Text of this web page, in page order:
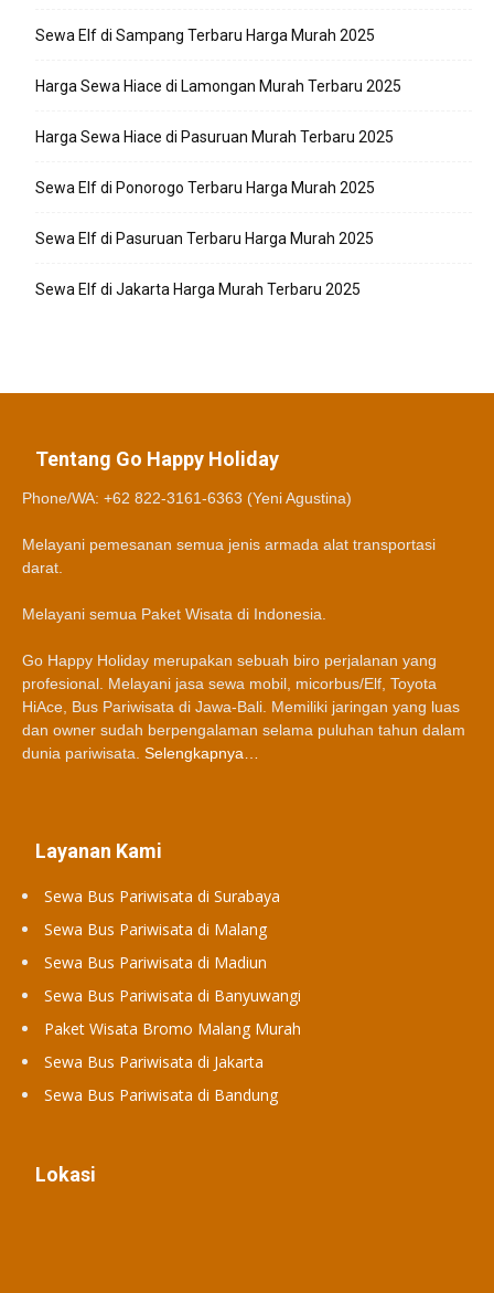
Sewa Elf di Sampang Terbaru Harga Murah 2025
Harga Sewa Hiace di Lamongan Murah Terbaru 2025
Harga Sewa Hiace di Pasuruan Murah Terbaru 2025
Sewa Elf di Ponorogo Terbaru Harga Murah 2025
Sewa Elf di Pasuruan Terbaru Harga Murah 2025
Sewa Elf di Jakarta Harga Murah Terbaru 2025
Tentang Go Happy Holiday
Phone/WA: +62 822-3161-6363 (Yeni Agustina)
Melayani pemesanan semua jenis armada alat transportasi
darat.
Melayani semua Paket Wisata di Indonesia.
Go Happy Holiday merupakan sebuah biro perjalanan yang
profesional. Melayani jasa sewa mobil, micorbus/Elf, Toyota
HiAce, Bus Pariwisata di Jawa-Bali. Memiliki jaringan yang luas
dan owner sudah berpengalaman selama puluhan tahun dalam
dunia pariwisata. Selengkapnya…
Layanan Kami
Sewa Bus Pariwisata di Surabaya
Sewa Bus Pariwisata di Malang
Sewa Bus Pariwisata di Madiun
Sewa Bus Pariwisata di Banyuwangi
Paket Wisata Bromo Malang Murah
Sewa Bus Pariwisata di Jakarta
Sewa Bus Pariwisata di Bandung
Lokasi